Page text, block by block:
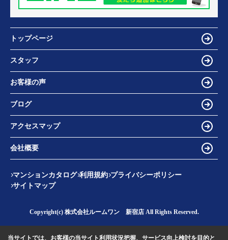
トップページ
スタッフ
お客様の声
ブログ
アクセスマップ
会社概要
マンションカタログ 利用規約 プライバシーポリシー
サイトマップ
Copyright(c) 株式会社ルームワン 新宿店 All Rights Reserved.
当サイトでは、お客様の当サイト利用状況把握、サービス向上検討を目的と